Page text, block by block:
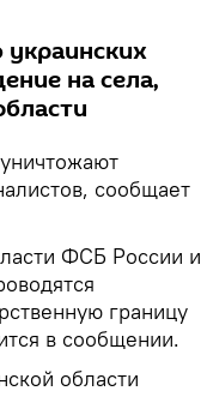
на села,
сообщает
ФСБ России и
границу
в сообщении.
области